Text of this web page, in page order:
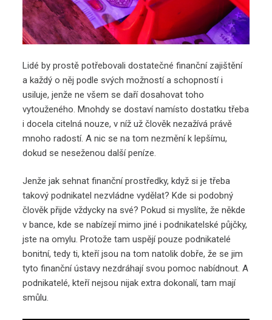
Lidé by prostě potřebovali dostatečné finanční zajištění
a každý o něj podle svých možností a schopností i
usiluje, jenže ne všem se daří dosahovat toho
vytouženého. Mnohdy se dostaví namísto dostatku třeba
i docela citelná nouze, v níž už člověk nezažívá právě
mnoho radostí. A nic se na tom nezmění k lepšímu,
dokud se neseženou další peníze.
Jenže jak sehnat finanční prostředky, když si je třeba
takový podnikatel nezvládne vydělat? Kde si podobný
člověk přijde vždycky na své? Pokud si myslíte, že někde
v bance, kde se nabízejí mimo jiné i podnikatelské půjčky,
jste na omylu. Protože tam uspějí pouze podnikatelé
bonitní, tedy ti, kteří jsou na tom natolik dobře, že se jim
tyto finanční ústavy nezdráhají svou pomoc nabídnout. A
podnikatelé, kteří nejsou nijak extra dokonalí, tam mají
smůlu.